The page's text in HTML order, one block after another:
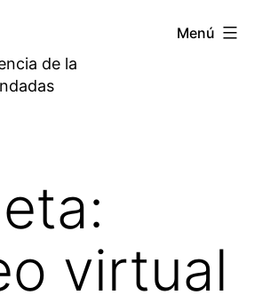
de la
Menú
virtual